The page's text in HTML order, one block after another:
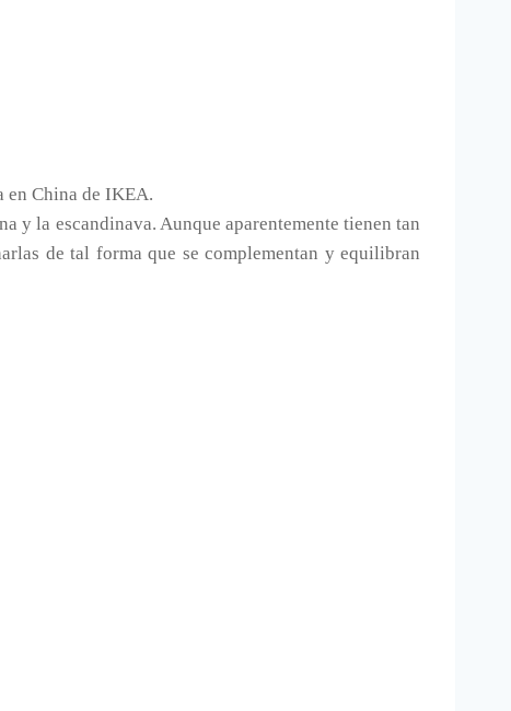
en China de IKEA.
y la escandinava. Aunque aparentemente tienen tan
de tal forma que se complementan y equilibran